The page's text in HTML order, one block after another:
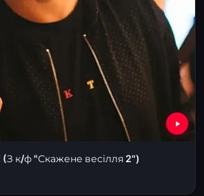
(З к/ф "Скажене весілля 2")